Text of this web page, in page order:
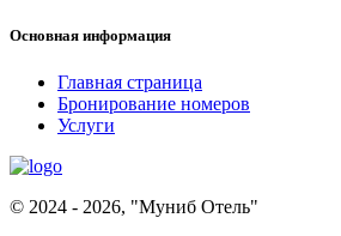
Основная информация
Главная страница
Бронирование номеров
Услуги
© 2024 - 2026, "Муниб Отель"